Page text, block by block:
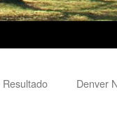
Denver